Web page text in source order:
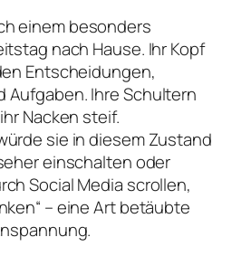
einem besonders
nach Hause. Ihr Kopf
Entscheidungen,
Aufgaben. Ihre Schultern
Nacken steif.
sie in diesem Zustand
einschalten oder
Social Media scrollen,
– eine Art betäubte